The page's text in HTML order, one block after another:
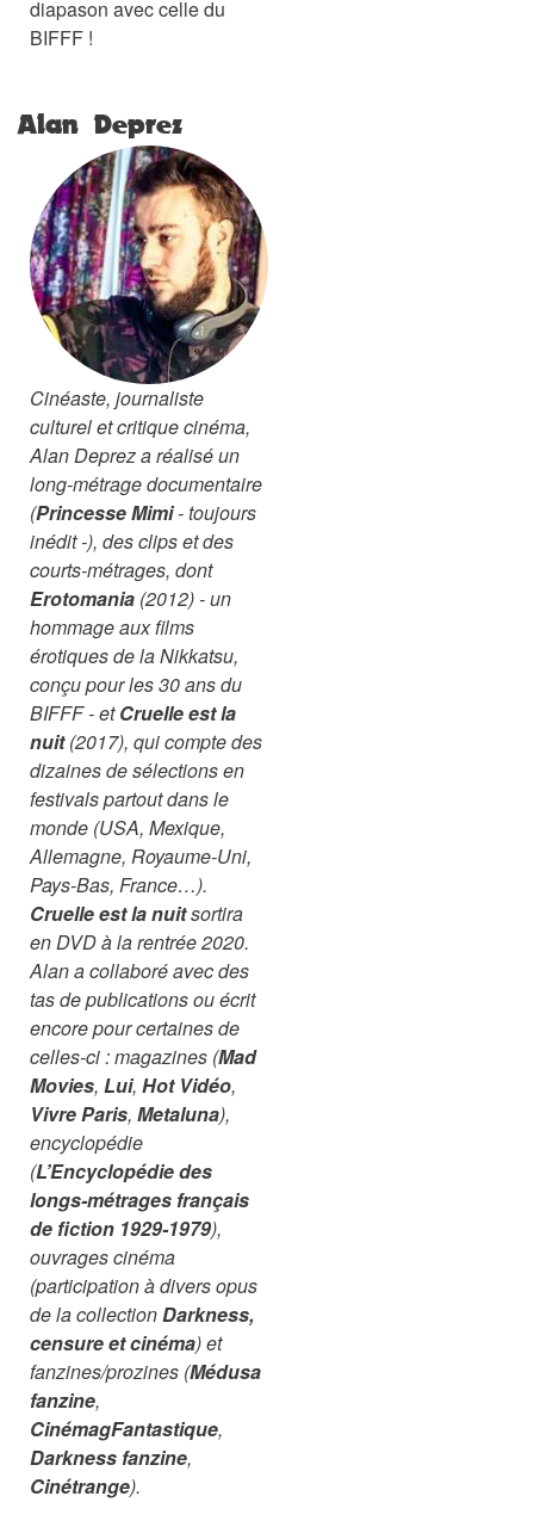
diapason avec celle du
BIFFF !
Alan Deprez
Cinéaste, journaliste
culturel et critique cinéma,
Alan Deprez a réalisé un
long-métrage documentaire
(Princesse Mimi- toujours
inédit -), des clips et des
courts-métrages, dont
Erotomania (2012) - un
hommage aux films
érotiques de la Nikkatsu,
conçu pour les 30 ans du
BIFFF - etCruelle est la
nuit(2017), qui compte des
dizaines de sélections en
festivals partout dans le
monde (USA, Mexique,
Allemagne, Royaume-Uni,
Pays-Bas, France…).
Cruelle est la nuitsortira
en DVD à la rentrée 2020.
Alan a collaboré avec des
tas de publications ou écrit
encore pour certaines de
celles-ci : magazines (Mad
Movies, Lui, Hot Vidéo,
Vivre Paris, Metaluna),
encyclopédie
(L’Encyclopédie des
longs-métrages français
de fiction 1929-1979),
ouvrages cinéma
(participation à divers opus
de la collectionDarkness,
censure et cinéma) et
fanzines/prozines (Médusa
fanzine,
CinémagFantastique,
Darkness fanzine,
Cinétrange).